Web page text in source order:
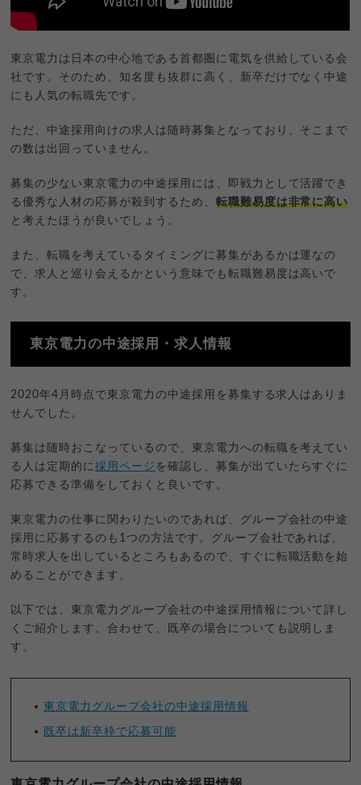
東京電力は日本の中心地である首都圏に電気を供給している会
社です。そのため、知名度も抜群に高く、新卒だけでなく中途
にも人気の転職先です。
ただ、中途採用向けの求人は随時募集となっており、そこまで
の数は出回っていません。
募集の少ない東京電力の中途採用には、即戦力として活躍でき
る優秀な人材の応募が殺到するため、 転職難易度は非常に高い
と考えたほうが良いでしょう。
また、転職を考えているタイミングに募集があるかは運なの
で、求人と巡り会えるかという意味でも転職難易度は高いで
す。
東京電力の中途採用・求人情報
2020年4月時点で東京電力の中途採用を募集する求人はありま
せんでした。
募集は随時おこなっているので、東京電力への転職を考えてい
る人は定期的に採用ページ を確認し、募集が出ていたらすぐに
応募できる準備をしておくと良いです。
東京電力の仕事に関わりたいのであれば、グループ会社の中途
採用に応募するのも1つの方法です。グループ会社であれば、
常時求人を出しているところもあるので、すぐに転職活動を始
めることができます。
以下では、東京電力グループ会社の中途採用情報について詳し
くご紹介します。合わせて、既卒の場合についても説明しま
す。
東京電力グループ会社の中途採用情報
既卒は新卒枠で応募可能